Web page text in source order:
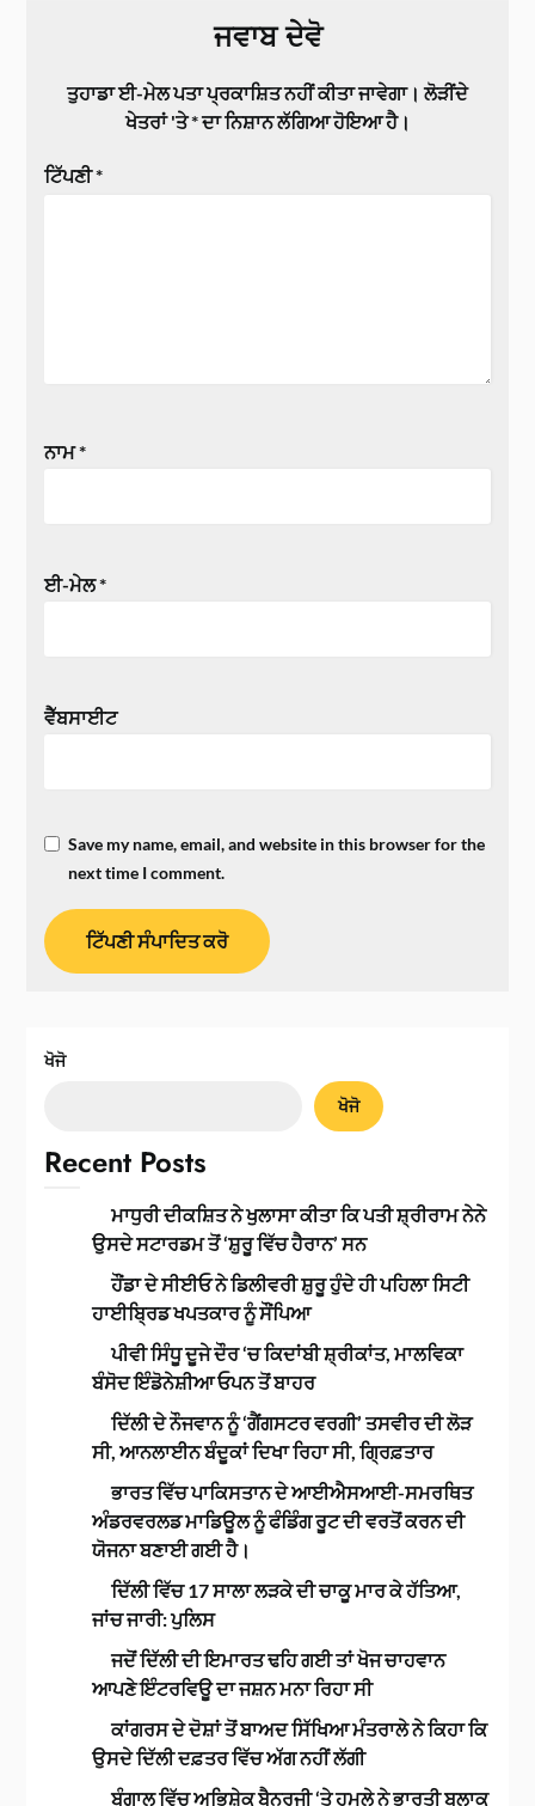
ਜਵਾਬ ਦੇਵੋ
ਤੁਹਾਡਾ ਈ-ਮੇਲ ਪਤਾ ਪ੍ਰਕਾਸ਼ਿਤ ਨਹੀਂ ਕੀਤਾ ਜਾਵੇਗਾ। ਲੋੜੀਂਦੇ
ਖੇਤਰਾਂ 'ਤੇ*ਦਾ ਨਿਸ਼ਾਨ ਲੱਗਿਆ ਹੋਇਆ ਹੈ।
ਟਿੱਪਣੀ*
ਨਾਮ*
ਈ-ਮੇਲ*
ਵੈੱਬਸਾਈਟ
Save my name, email, and website in this browser for the
next time I comment.
ਖੋਜੋ
ਖੋਜੋ
Recent Posts
ਮਾਧੁਰੀ ਦੀਕਸ਼ਿਤ ਨੇ ਖੁਲਾਸਾ ਕੀਤਾ ਕਿ ਪਤੀ ਸ਼੍ਰੀਰਾਮ ਨੇਨੇ
ਉਸਦੇ ਸਟਾਰਡਮ ਤੋਂ ‘ਸ਼ੁਰੂ ਵਿੱਚ ਹੈਰਾਨ’ ਸਨ
ਹੌਂਡਾ ਦੇ ਸੀਈਓ ਨੇ ਡਿਲੀਵਰੀ ਸ਼ੁਰੂ ਹੁੰਦੇ ਹੀ ਪਹਿਲਾ ਸਿਟੀ
ਹਾਈਬ੍ਰਿਡ ਖਪਤਕਾਰ ਨੂੰ ਸੌਂਪਿਆ
ਪੀਵੀ ਸਿੰਧੂ ਦੂਜੇ ਦੌਰ ‘ਚ ਕਿਦਾਂਬੀ ਸ਼੍ਰੀਕਾਂਤ, ਮਾਲਵਿਕਾ
ਬੰਸੋਦ ਇੰਡੋਨੇਸ਼ੀਆ ਓਪਨ ਤੋਂ ਬਾਹਰ
ਦਿੱਲੀ ਦੇ ਨੌਜਵਾਨ ਨੂੰ ‘ਗੈਂਗਸਟਰ ਵਰਗੀ’ ਤਸਵੀਰ ਦੀ ਲੋੜ
ਸੀ, ਆਨਲਾਈਨ ਬੰਦੂਕਾਂ ਦਿਖਾ ਰਿਹਾ ਸੀ, ਗ੍ਰਿਫ਼ਤਾਰ
ਭਾਰਤ ਵਿੱਚ ਪਾਕਿਸਤਾਨ ਦੇ ਆਈਐਸਆਈ-ਸਮਰਥਿਤ
ਅੰਡਰਵਰਲਡ ਮਾਡਿਊਲ ਨੂੰ ਫੰਡਿੰਗ ਰੂਟ ਦੀ ਵਰਤੋਂ ਕਰਨ ਦੀ
ਯੋਜਨਾ ਬਣਾਈ ਗਈ ਹੈ।
ਦਿੱਲੀ ਵਿੱਚ 17 ਸਾਲਾ ਲੜਕੇ ਦੀ ਚਾਕੂ ਮਾਰ ਕੇ ਹੱਤਿਆ,
ਜਾਂਚ ਜਾਰੀ: ਪੁਲਿਸ
ਜਦੋਂ ਦਿੱਲੀ ਦੀ ਇਮਾਰਤ ਢਹਿ ਗਈ ਤਾਂ ਖੋਜ ਚਾਹਵਾਨ
ਆਪਣੇ ਇੰਟਰਵਿਊ ਦਾ ਜਸ਼ਨ ਮਨਾ ਰਿਹਾ ਸੀ
ਕਾਂਗਰਸ ਦੇ ਦੋਸ਼ਾਂ ਤੋਂ ਬਾਅਦ ਸਿੱਖਿਆ ਮੰਤਰਾਲੇ ਨੇ ਕਿਹਾ ਕਿ
ਉਸਦੇ ਦਿੱਲੀ ਦਫ਼ਤਰ ਵਿੱਚ ਅੱਗ ਨਹੀਂ ਲੱਗੀ
ਬੰਗਾਲ ਵਿੱਚ ਅਭਿਸ਼ੇਕ ਬੈਨਰਜੀ ‘ਤੇ ਹਮਲੇ ਨੇ ਭਾਰਤੀ ਬਲਾਕ